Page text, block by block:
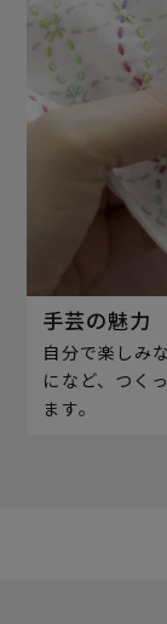
手芸の魅力
自分で楽しみ
になど、つく
ます。